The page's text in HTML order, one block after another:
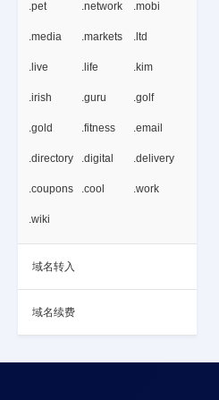
.pet .network .mobi
.media .markets .ltd
.live .life .kim
.irish .guru .golf
.gold .fitness .email
.directory .digital .delivery
.coupons .cool .work
.wiki
域名转入
域名续费